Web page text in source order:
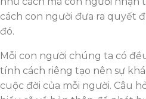
cách con người đưa ra quyết
đó.
Mỗi con người chúng ta có
tính cách riêng tạo nên sự
cuộc đời của mỗi người. Câu